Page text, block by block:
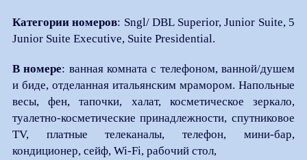
Категории номеров: Sngl/ DBL Superior, Junior Suite, 5
Junior Suite Executive, Suite Presidential.
В номере: ванная комната с телефоном, ванной/душем
и биде, отделанная итальянским мрамором. Напольные
весы, фен, тапочки, халат, косметическое зеркало,
туалетно-косметические принадлежности, спутниковое
TV, платные телеканалы, телефон, мини-бар,
кондиционер, сейф, Wi-Fi, рабочий стол,